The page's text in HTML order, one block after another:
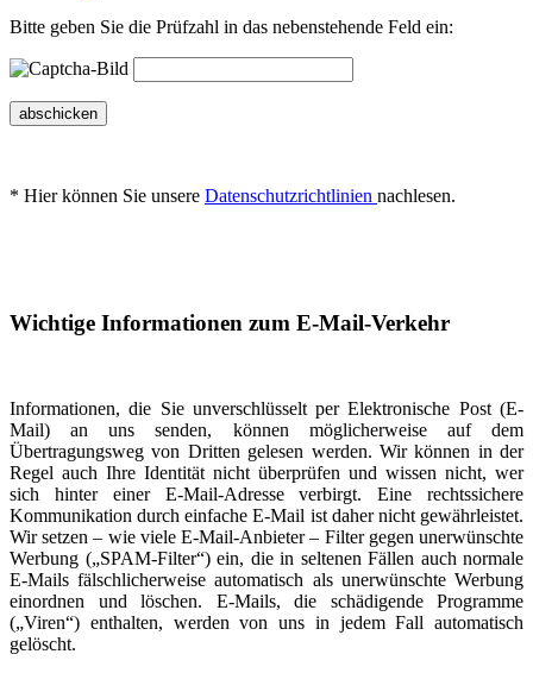
Bitte geben Sie die Prüfzahl in das nebenstehende Feld ein:
abschicken
* Hier können Sie unsere Datenschutzrichtlinien nachlesen.
Wichtige Informationen zum E-Mail-Verkehr
Informationen, die Sie unverschlüsselt per Elektronische Post (E-
Mail) an uns senden, können möglicherweise auf dem
Übertragungsweg von Dritten gelesen werden. Wir können in der
Regel auch Ihre Identität nicht überprüfen und wissen nicht, wer
sich hinter einer E-Mail-Adresse verbirgt. Eine rechtssichere
Kommunikation durch einfache E-Mail ist daher nicht gewährleistet.
Wir setzen – wie viele E-Mail-Anbieter – Filter gegen unerwünschte
Werbung („SPAM-Filter“) ein, die in seltenen Fällen auch normale
E-Mails fälschlicherweise automatisch als unerwünschte Werbung
einordnen und löschen. E-Mails, die schädigende Programme
(„Viren“) enthalten, werden von uns in jedem Fall automatisch
gelöscht.